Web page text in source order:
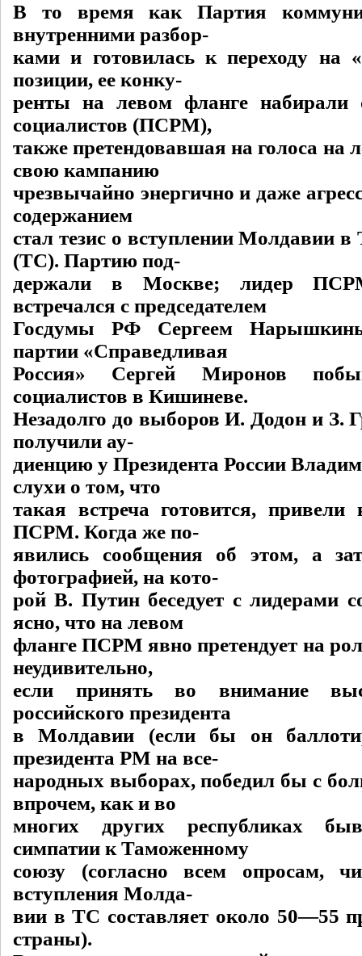
В то время как Партия
внутренними разбор-
ками и готовилась к переходу на
позиции, ее конку-
ренты на левом фланге набирали
социалистов (ПСРМ),
также претендовавшая на голоса на
свою кампанию
чрезвычайно энергично и даже
содержанием
стал тезис о вступлении Молдавии
(ТС). Партию под-
держали в Москве; лидер
встречался с председателем
Госдумы РФ Сергеем
партии «Справедливая
Россия» Сергей Миронов
социалистов в Кишиневе.
Незадолго до выборов И. Додон и З.
получили ау-
диенцию у Президента России
слухи о том, что
такая встреча готовится, привели
ПСРМ. Когда же по-
явились сообщения об этом, а
фотографией, на кото-
рой В. Путин беседует с лидерами
ясно, что на левом
фланге ПСРМ явно претендует на
неудивительно,
если принять во внимание
российского президента
в Молдавии (если бы он
президента РМ на все-
народных выборах, победил бы с
впрочем, как и во
многих других республиках
симпатии к Таможенному
союзу (согласно всем опросам,
вступления Молда-
вии в ТС составляет около 50—55
страны).